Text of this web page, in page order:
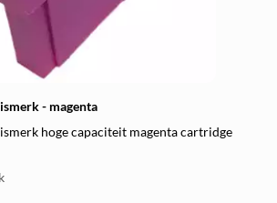
- magenta
hoge capaciteit magenta cartridge